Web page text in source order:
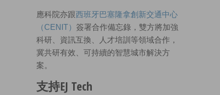
應科院亦跟西班牙巴塞隆拿創新交通中心
（CENIT） 簽署合作備忘錄，雙方將加強
科研、資訊互換、人才培訓等領域合作，
冀共研有效、可持續的智慧城市解決方
案。
支持EJ Tech